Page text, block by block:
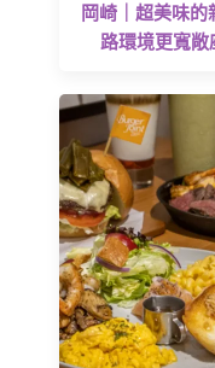
岡崎｜超美味
路環境更寬敞